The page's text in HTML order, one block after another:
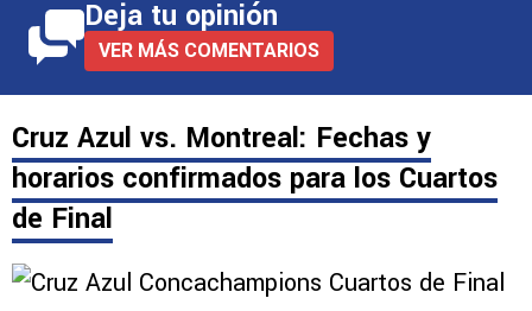
Deja tu opinión
VER MÁS COMENTARIOS
Cruz Azul vs. Montreal: Fechas y
horarios confirmados para los Cuartos
de Final